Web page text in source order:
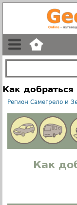
Как
Регион Самегрело и
Как